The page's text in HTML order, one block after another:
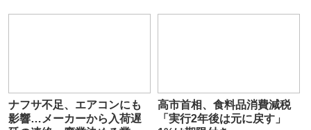
ナフサ不足、エアコンにも
影響…メーカーから入荷遅
高市首相、食料品消費減税
「実行2年後は元に戻す」